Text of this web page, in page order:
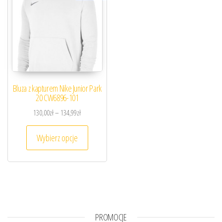
Bluza z kapturem Nike Junior Park
20 CW6896-101
130,00zł– 134,99złZakres cen: od 130,00zł do 134,99zł
Wybierz opcje
Ten produkt ma wiele wariantów. Opcje
PROMOCJE